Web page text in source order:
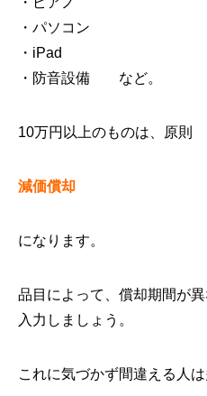
・パソコン
・iPad
・防音設備 など。
10万円以上のものは、原則
減価償却
になります。
品目によって、償却期間が
入力しましょう。
これに気づかず間違える人は